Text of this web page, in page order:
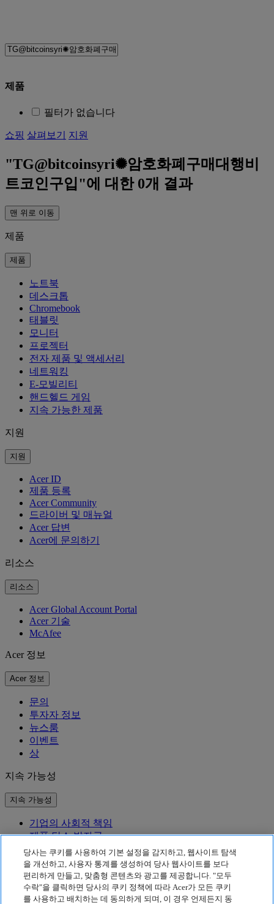
제품
필터가 없습니다
쇼핑 살펴보기 지원
TG@bitcoinsyri✺암호화폐구매대행비
트코인구입
에 대한 0개 결과
맨 위로 이동
제품
제품
노트북
데스크톱
Chromebook
태블릿
모니터
프로젝터
전자 제품 및 액세서리
네트워킹
E-모빌리티
핸드헬드 게임
지속 가능한 제품
지원
지원
Acer ID
제품 등록
Acer Community
드라이버 및 매뉴얼
Acer 답변
Acer에 문의하기
리소스
리소스
Acer Global Account Portal
Acer 기술
McAfee
Acer 정보
Acer 정보
문의
투자자 정보
뉴스룸
이벤트
상
지속 가능성
지속 가능성
기업의 사회적 책임
제품 탄소 발자국
Project Humanity
Earthion
개인정보 처리방침
Cookie 정책
당사는 쿠키를 사용하여 기본 설정을 감지하고, 웹사이트 탐색
을 개선하고, 사용자 통계를 생성하여 당사 웹사이트를 보다
편리하게 만들고, 맞춤형 콘텐츠와 광고를 제공합니다. "모두
수락"을 클릭하면 당사의 쿠키 정책에 따라 Acer가 모든 쿠키
를 사용하고 배치하는 데 동의하게 되며, 이 경우 언제든지 동